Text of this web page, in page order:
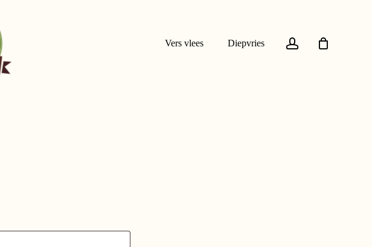
Vers vlees Diepvries account